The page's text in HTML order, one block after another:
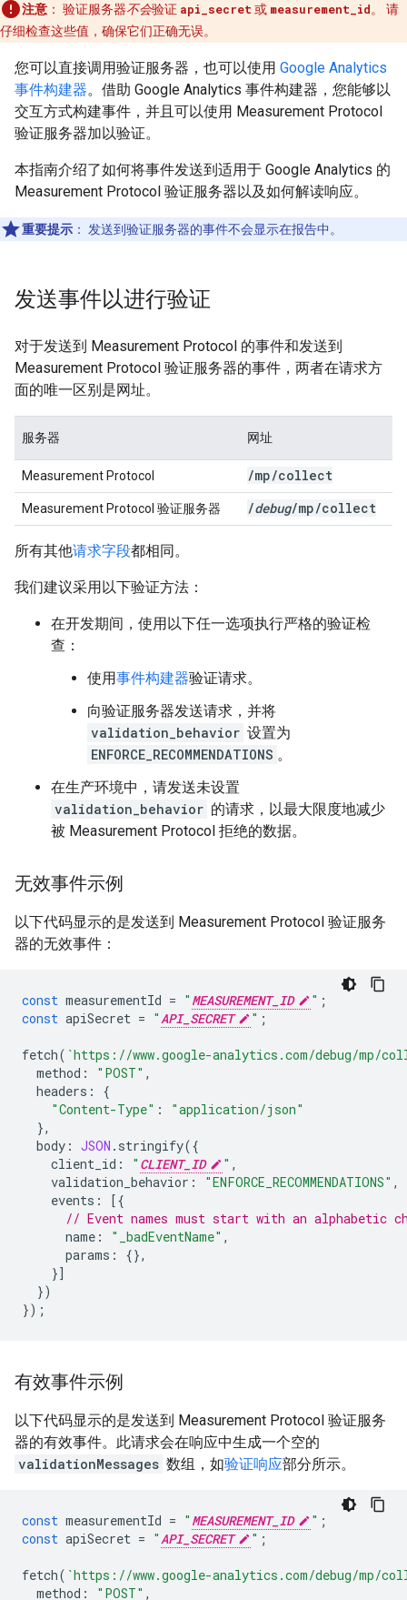
注意 ： 验证服务器不会验证 api_secret 或 measurement_id。 请
仔细检查这些值，确保它们正确无误。
您可以直接调用验证服务器，也可以使用 Google Analytics
事件构建器。借助 Google Analytics 事件构建器，您能够以
交互方式构建事件，并且可以使用 Measurement Protocol
验证服务器加以验证。
本指南介绍了如何将事件发送到适用于 Google Analytics 的
Measurement Protocol 验证服务器以及如何解读响应。
重要提示 ： 发送到验证服务器的事件不会显示在报告中。
发送事件以进行验证
对于发送到 Measurement Protocol 的事件和发送到
Measurement Protocol 验证服务器的事件，两者在请求方
面的唯一区别是网址。
服务器 网址
Measurement Protocol /mp/collect
Measurement Protocol 验证服务器 /debug/mp/collect
所有其他请求字段都相同。
我们建议采用以下验证方法：
在开发期间，使用以下任一选项执行严格的验证检
查：
使用事件构建器验证请求。
向验证服务器发送请求，并将
validation_behavior 设置为
ENFORCE_RECOMMENDATIONS 。
在生产环境中，请发送未设置
validation_behavior 的请求，以最大限度地减少
被 Measurement Protocol 拒绝的数据。
无效事件示例
以下代码显示的是发送到 Measurement Protocol 验证服务
器的无效事件：
const measurementId = " MEASUREMENT_ID " ;
const apiSecret = "API_SECRET " ;
fetch( `https://www.google-analytics.com/debug/mp/
method : "POST" ,
headers :
{
"Content-Type" :
"application/json"
},
body : JSON . stringify({
client_id : " CLIENT_ID " ,
validation_behavior : "ENFORCE_RECOMMENDATIONS" ,
events :
[{
// Event names must start with an alphabetic
name : "_badEventName" ,
params :
{},
}]
})
});
有效事件示例
以下代码显示的是发送到 Measurement Protocol 验证服务
器的有效事件。此请求会在响应中生成一个空的
validationMessages 数组，如验证响应部分所示。
const measurementId = " MEASUREMENT_ID " ;
const apiSecret = "API_SECRET " ;
fetch( `https://www.google-analytics.com/debug/mp/
method : "POST" ,